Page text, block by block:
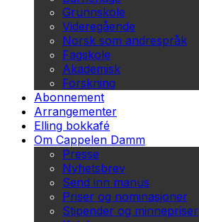
Grunnskole
Videregående
Norsk som andrespråk
Fagskole
Akademisk
Forskning
Abonnement
Arrangementer
Elling bokkafé
Om Cappelen Damm
Presse
Nyhetsbrev
Send inn manus
Priser og nominasjoner
Stipender og minnepriser